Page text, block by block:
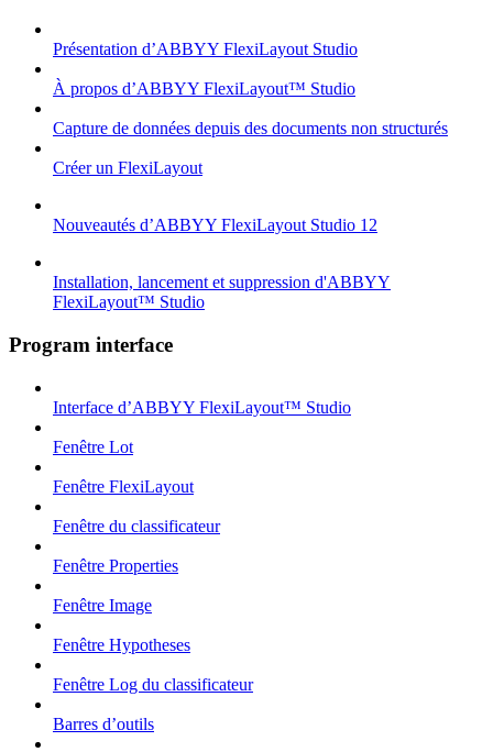
Présentation d’ABBYY FlexiLayout Studio
À propos d’ABBYY FlexiLayout™ Studio
Capture de données depuis des documents non structurés
Créer un FlexiLayout
Nouveautés d’ABBYY FlexiLayout Studio 12
Installation, lancement et suppression d'ABBYY
FlexiLayout™ Studio
Program interface
Interface d’ABBYY FlexiLayout™ Studio
Fenêtre Lot
Fenêtre FlexiLayout
Fenêtre du classificateur
Fenêtre Properties
Fenêtre Image
Fenêtre Hypotheses
Fenêtre Log du classificateur
Barres d’outils